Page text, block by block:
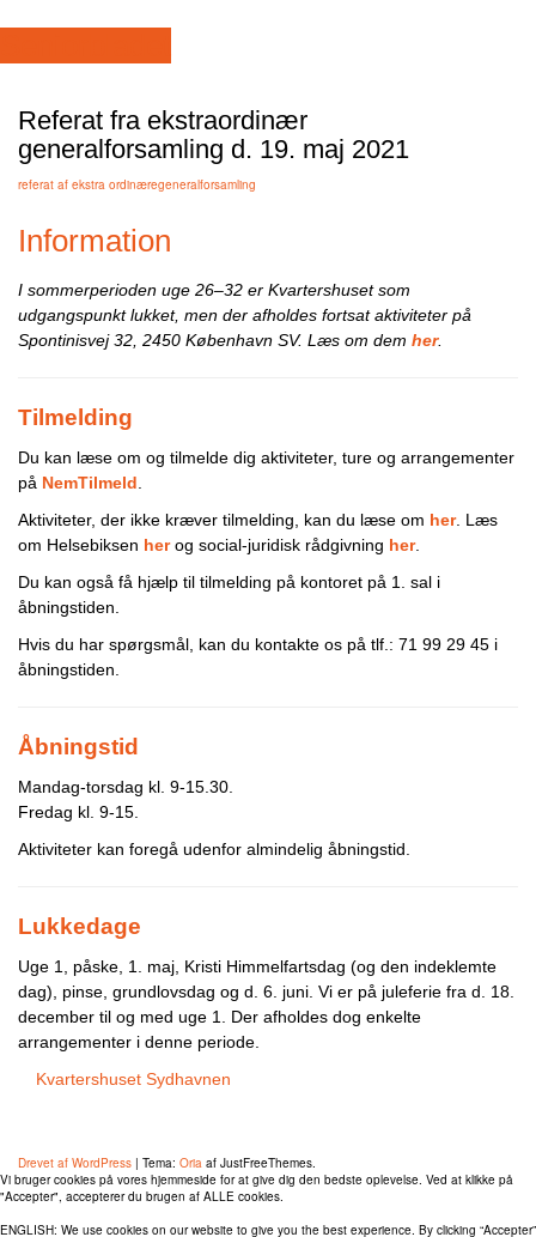
Referat fra ekstraordinær
generalforsamling d. 19. maj 2021
referat af ekstra ordinæregeneralforsamling
Information
I sommerperioden uge 26–32 er Kvartershuset som
udgangspunkt lukket, men der afholdes fortsat aktiviteter på
Spontinisvej 32, 2450 København SV. Læs om dem her.
Tilmelding
Du kan læse om og tilmelde dig aktiviteter, ture og arrangementer
på NemTilmeld
Aktiviteter, der ikke kræver tilmelding, kan du læse om her. Læs
om Helsebiksen herog social-juridisk rådgivning her.
Du kan også få hjælp til tilmelding på kontoret på 1. sal i
åbningstiden.
Hvis du har spørgsmål, kan du kontakte os på tlf.: 71 99 29 45 i
åbningstiden.
Åbningstid
Mandag-torsdag kl. 9-15.30.
Fredag kl. 9-15.
Aktiviteter kan foregå udenfor almindelig åbningstid.
Lukkedage
Uge 1, påske, 1. maj, Kristi Himmelfartsdag (og den indeklemte
dag), pinse, grundlovsdag og d. 6. juni. Vi er på juleferie fra d. 18.
december til og med uge 1. Der afholdes dog enkelte
arrangementer i denne periode.
Kvartershuset Sydhavnen
Drevet af WordPress | Tema: Oria af JustFreeThemes.
Vi bruger cookies på vores hjemmeside for at give dig den bedste oplevelse. Ved at klikke på
"Accepter", accepterer du brugen af ​​ALLE cookies.
ENGLISH: We use cookies on our website to give you the best experience. By clicking “Accepter”